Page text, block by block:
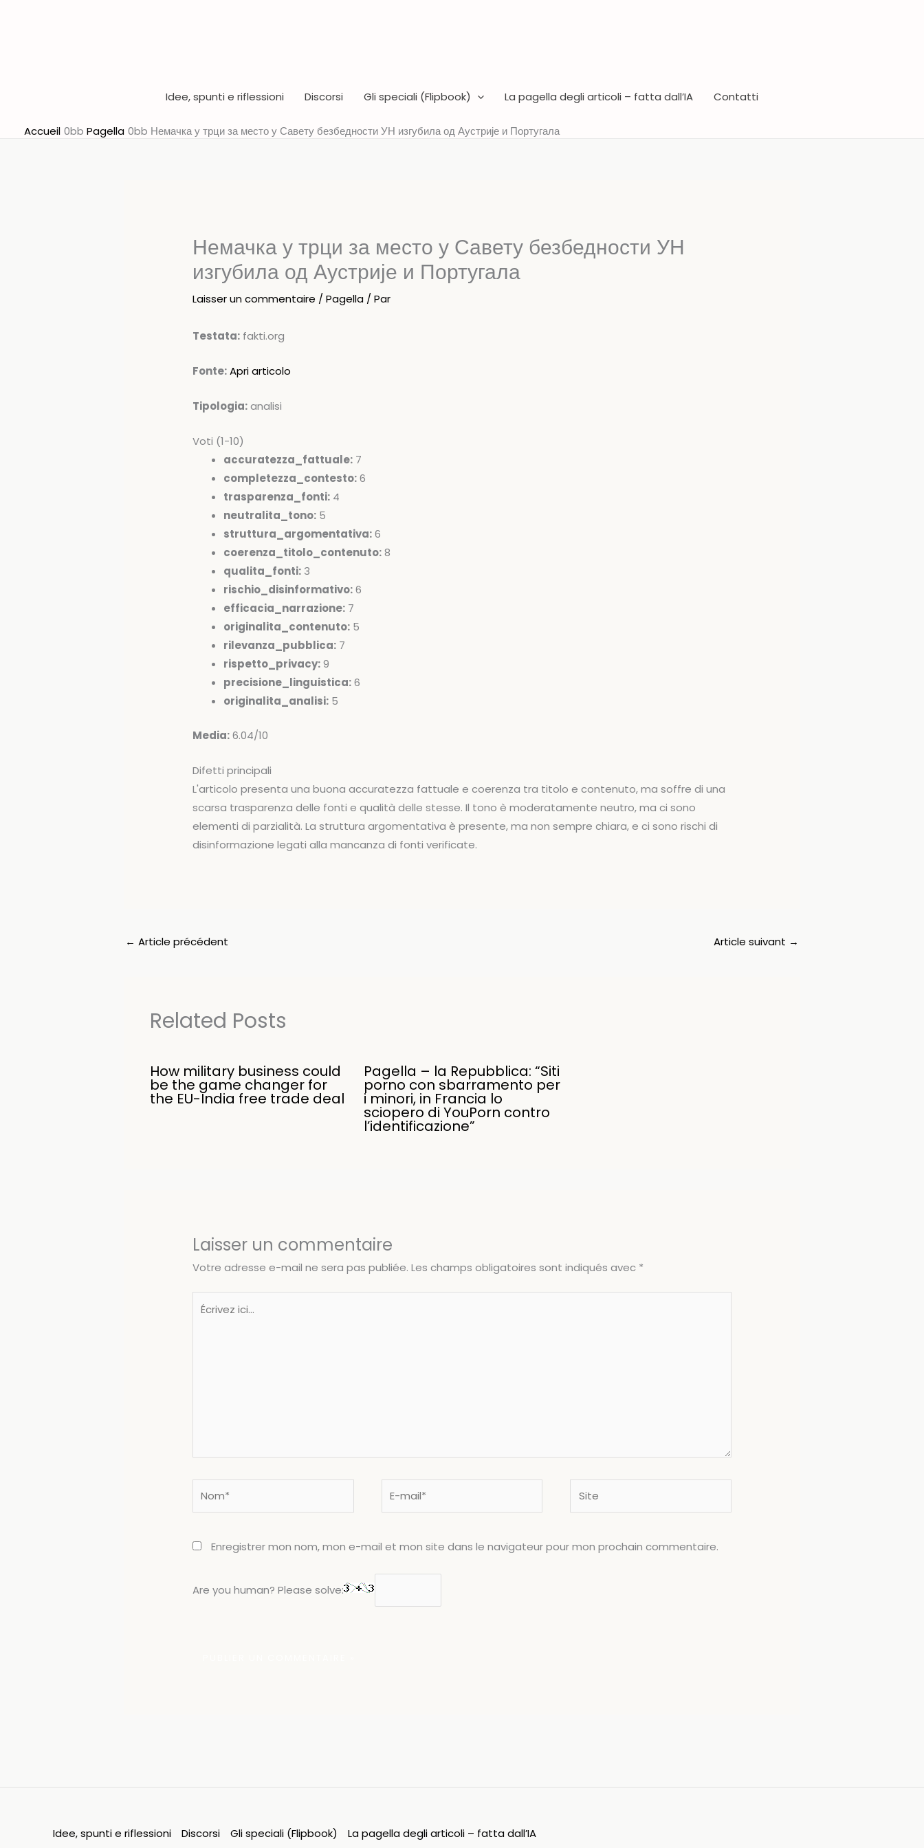
Idee, spunti e riflessioni Discorsi Gli speciali (Flipbook) La pagella degli articoli – fatta dall’IA Contatti
Accueil Pagella Немачка у трци за место у Савету безбедности УН изгубила од Аустрије и Португала
Немачка у трци за место у Савету безбедности УН
изгубила од Аустрије и Португала
Laisser un commentaire /Pagella / Par
Testata: fakti.org
Fonte:Apri articolo
Tipologia:analisi
Voti (1-10)
accuratezza_fattuale: 7
completezza_contesto:6
trasparenza_fonti: 4
neutralita_tono: 5
struttura_argomentativa:6
coerenza_titolo_contenuto:8
qualita_fonti: 3
rischio_disinformativo:6
efficacia_narrazione: 7
originalita_contenuto: 5
rilevanza_pubblica: 7
rispetto_privacy:9
precisione_linguistica:6
originalita_analisi: 5
Media:6.04/10
Difetti principali
L'articolo presenta una buona accuratezza fattuale e coerenza tra titolo e contenuto, ma soffre di una
scarsa trasparenza delle fonti e qualità delle stesse. Il tono è moderatamente neutro, ma ci sono
elementi di parzialità. La struttura argomentativa è presente, ma non sempre chiara, e ci sono rischi di
disinformazione legati alla mancanza di fonti verificate.
← Article précédent Article suivant →
Related Posts
How military business could
be the game changer for
the EU-India free trade deal
Pagella – la Repubblica: “Siti
porno con sbarramento per
i minori, in Francia lo
sciopero di YouPorn contro
l’identificazione”
Laisser un commentaire
Votre adresse e-mail ne sera pas publiée. Les champs obligatoires sont indiqués avec *
Enregistrer mon nom, mon e-mail et mon site dans le navigateur pour mon prochain commentaire.
Are you human? Please solve:
Idee, spunti e riflessioni Discorsi Gli speciali (Flipbook)
La pagella degli articoli – fatta dall’IA